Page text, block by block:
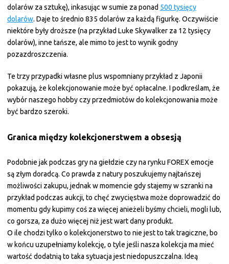
dolarów za sztukę), inkasując w sumie za ponad 500 tysięcy
dolarów. Daje to średnio 835 dolarów za każdą figurkę. Oczywiście
niektóre były droższe (na przykład Luke Skywalker za 12 tysięcy
dolarów), inne tańsze, ale mimo to jest to wynik godny
pozazdroszczenia.
Te trzy przypadki własne plus wspomniany przykład z Japonii
pokazują, że kolekcjonowanie może być opłacalne. I podkreślam, że
wybór naszego hobby czy przedmiotów do kolekcjonowania może
być bardzo szeroki.
Granica między kolekcjonerstwem a obsesją
Podobnie jak podczas gry na giełdzie czy na rynku FOREX emocje
są złym doradcą. Co prawda z natury poszukujemy najtańszej
możliwości zakupu, jednak w momencie gdy stajemy w szranki na
przykład podczas aukcji, to chęć zwycięstwa może doprowadzić do
momentu gdy kupimy coś za więcej anieżeli byśmy chcieli, mogli lub,
co gorsza, za dużo więcej niż jest wart dany produkt.
O ile chodzi tylko o kolekcjonerstwo to nie jest to tak tragiczne, bo
w końcu uzupełniamy kolekcję, o tyle jeśli nasza kolekcja ma mieć
wartość dodatnią to taka sytuacja jest niedopuszczalna. Ideą